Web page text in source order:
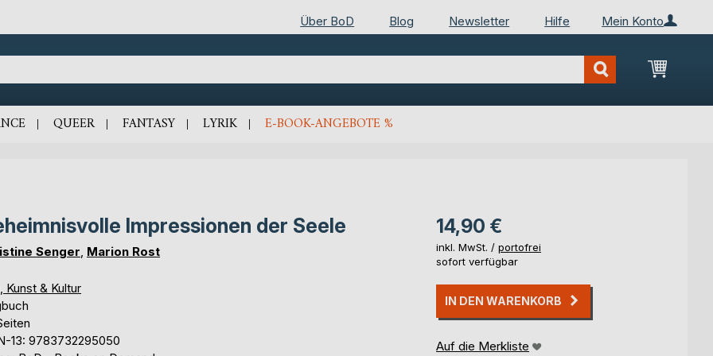
Mein Konto
Über BoD Blog Newsletter Hilfe
Mein
QUEER FANTASY LYRIK E-BOOK-ANGEBOTE %
Impressionen der Seele
Senger Marion Rost
Kunst & Kultur
13: 9783732295050
14,90 €
inkl. MwSt. / portofrei
sofort verfügbar
IN DEN WARENKORB
Auf die Merkliste